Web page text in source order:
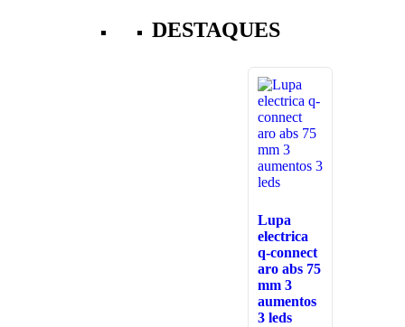
DESTAQUES
Lupa
electrica
q-connect
aro abs 75
mm 3
aumentos
3 leds